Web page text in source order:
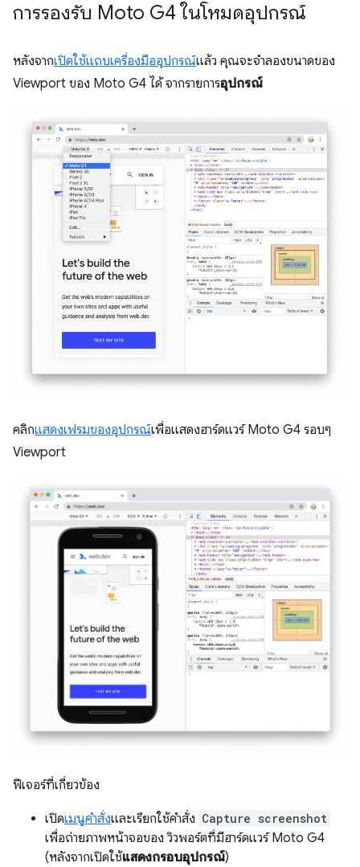
การรองรับ Moto G4 ในโหมดอุปกรณ์
หลังจากเปิดใช้แถบเครื่องมืออุปกรณ์แล้ว คุณจะจำลองขนาดของ
Viewport ของ Moto G4 ได้ จากรายการอุปกรณ์
คลิกแสดงเฟรมของอุปกรณ์เพื่อแสดงฮาร์ดแวร์ Moto G4 รอบๆ
Viewport
ฟีเจอร์ที่เกี่ยวข้อง
เปิดเมนูคำสั่งและเรียกใช้คำสั่ง Capture screenshot
เพื่อถ่ายภาพหน้าจอของ วิวพอร์ตที่มีฮาร์ดแวร์ Moto G4
(หลังจากเปิดใช้แสดงกรอบอุปกรณ์)